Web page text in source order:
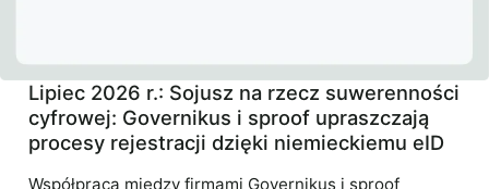
Lipiec 2026 r.: Sojusz na rzecz suwerenności
cyfrowej: Governikus i sproof upraszczają
procesy rejestracji dzięki niemieckiemu eID
Współpraca między firmami Governikus i sproof